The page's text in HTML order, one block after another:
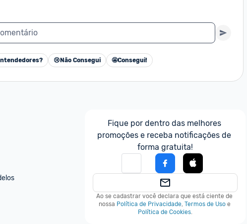
😢 Não Consegui 🤩Consegui!
Fique por dentro das melhores
promoções e receba notificações de
forma gratuita!
Ao se cadastrar você declara que está ciente de
nossa Política de Privacidade, Termos de Uso e
Política de Cookies.